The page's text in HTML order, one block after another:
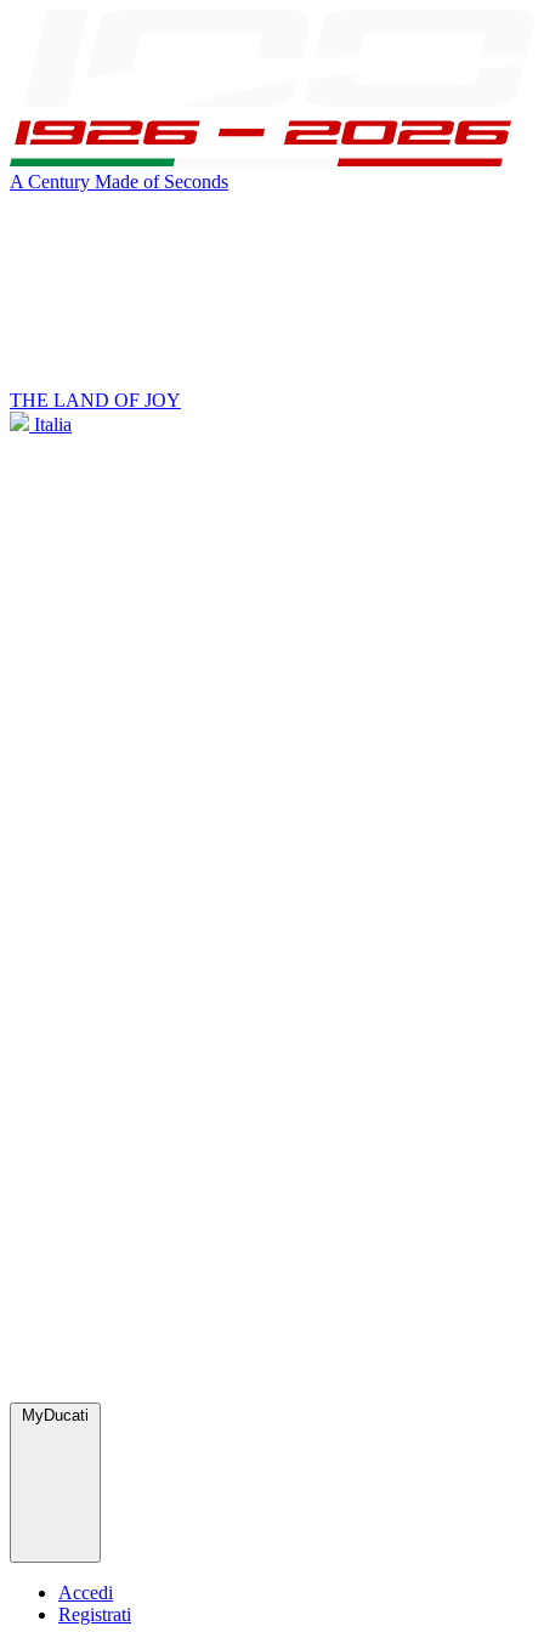
A Century Made of Seconds
THE LAND OF JOY
Italia
MyDucati
Accedi
Registrati